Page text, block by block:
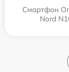
Смартфон
Nord